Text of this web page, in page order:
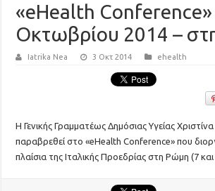
«eHealth Conference»
Οκτωβρίου 2014 –
Iatrika Nea 3 Οκτ 2014 ehealth
Η Γενικής Γραμματέως Δημόσιας Υγείας
παραβρεθεί στο «eHealth Conference» που
πλαίσια της Ιταλικής Προεδρίας στη Ρώμη (7